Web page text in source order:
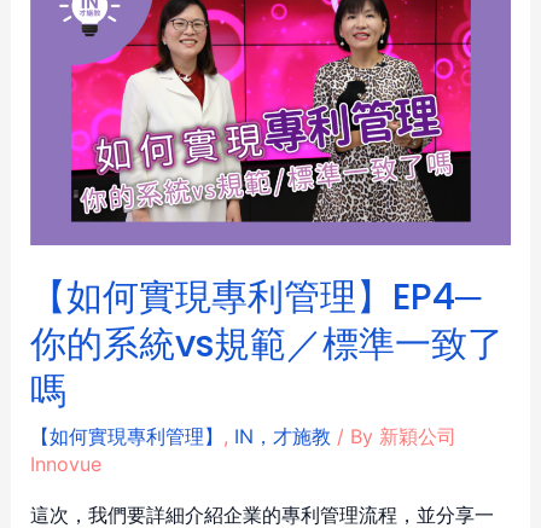
【如何實現專利管理】EP4─
你的系統vs規範／標準一致了
嗎
【如何實現專利管理】 , IN，才施教 / By 新穎公司
Innovue
這次，我們要詳細介紹企業的專利管理流程，並分享一